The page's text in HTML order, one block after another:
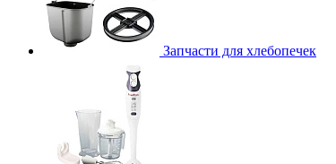
Запчасти для хлебопечек